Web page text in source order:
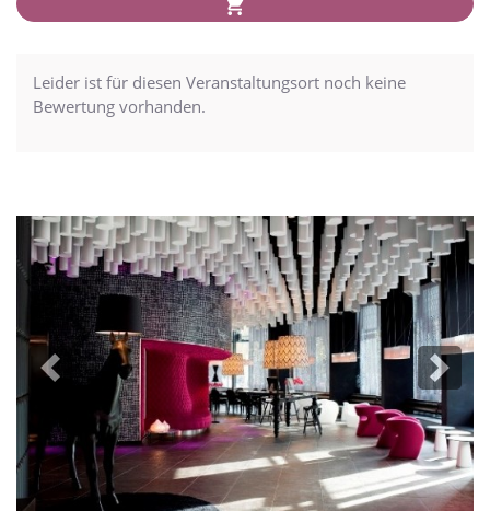
Leider ist für diesen Veranstaltungsort noch keine
Bewertung vorhanden.
Previous Next